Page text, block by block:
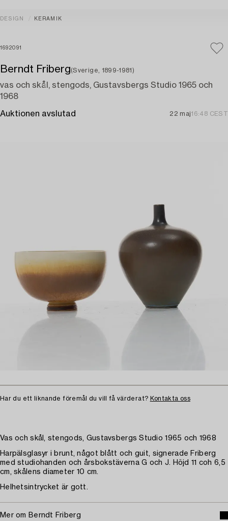
DESIGN KERAMIK
1692091
Berndt Friberg(Sverige, 1899-1981)
vas och skål, stengods, Gustavsbergs Studio 1965 och
1968
Auktionen avslutad 22 maj16:48 CEST
Har du ett liknande föremål du vill få värderat? Kontakta oss
Vas och skål, stengods, Gustavsbergs Studio 1965 och 1968
Harpälsglasyr i brunt, något blått och guit, signerade Friberg
med studiohanden och årsbokstäverna G och J. Höjd 11 coh 6,5
cm, skålens diameter 10 cm.
Helhetsintrycket är gott.
Mer om Berndt Friberg